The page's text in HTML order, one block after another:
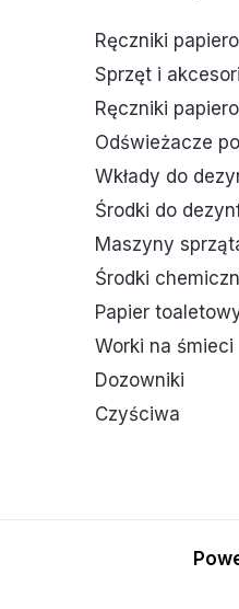
Ręczniki
Sprzęt i
Ręczniki
Odświeżacze
Wkłady do
Środki do
Maszyny
Środki
Papier
Worki na śmieci
Dozowniki
Czyściwa